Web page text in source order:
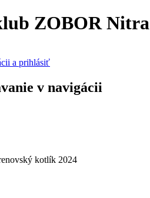
ZOBOR Nitra
a prihlásiť
v navigácii
kotlík 2024